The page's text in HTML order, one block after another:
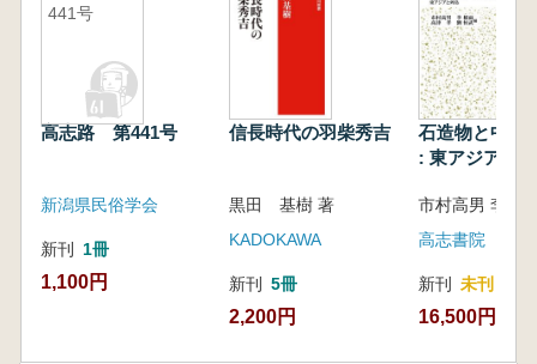
441号
高志路 第441号
新潟県民俗学会
新刊 1冊
1,100円
信長時代の羽柴秀吉
黒田 基樹 著
KADOKAWA
新刊 5冊
2,200円
石造物と中世
: 東アジアと
高志書院
新刊 未刊
16,500円